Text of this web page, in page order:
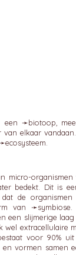
een ➛biotoop ,
elkaar
ecosysteem
micro-organismen
bedekt. Dit is
de organismen
van ➛symbiose
een slijmerige
extracellulaire
voor 90% uit
, en vormen samen